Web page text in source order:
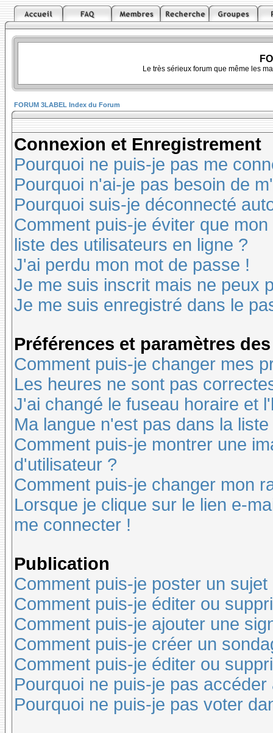
Le très sérieux forum que même les
FORUM 3LABEL Index du Forum
Connexion et Enregistrement
Pourquoi ne puis-je pas me
Pourquoi n'ai-je pas besoin de
Pourquoi suis-je déconnecté
Comment puis-je éviter que
liste des utilisateurs en ligne ?
J'ai perdu mon mot de passe !
Je me suis inscrit mais ne peux
Je me suis enregistré dans le
Préférences et paramètres
Comment puis-je changer mes
Les heures ne sont pas
J'ai changé le fuseau horaire et
Ma langue n'est pas dans la liste
Comment puis-je montrer une
d'utilisateur ?
Comment puis-je changer mon
Lorsque je clique sur le lien e-
me connecter !
Publication
Comment puis-je poster un
Comment puis-je éditer ou
Comment puis-je ajouter une
Comment puis-je créer un
Comment puis-je éditer ou
Pourquoi ne puis-je pas accéder
Pourquoi ne puis-je pas voter